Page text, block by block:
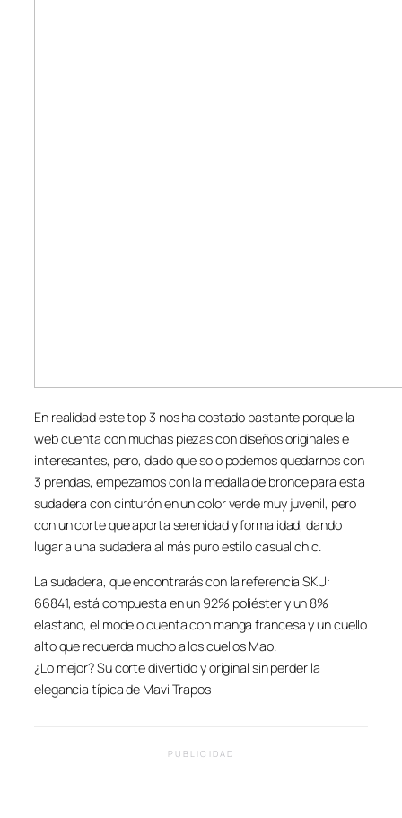
En realidad este top 3 nos ha costado bastante porque la
web cuenta con muchas piezas con diseños originales e
interesantes, pero, dado que solo podemos quedarnos con
3 prendas, empezamos con la medalla de bronce para esta
sudadera con cinturón en un color verde muy juvenil, pero
con un corte que aporta serenidad y formalidad, dando
lugar a una sudadera al más puro estilo casual chic.
La sudadera, que encontrarás con la referencia SKU:
66841, está compuesta en un 92% poliéster y un 8%
elastano, el modelo cuenta con manga francesa y un cuello
alto que recuerda mucho a los cuellos Mao.
¿Lo mejor? Su corte divertido y original sin perder la
elegancia típica de Mavi Trapos
PUBLICIDAD